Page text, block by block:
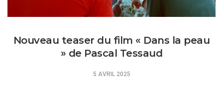
Nouveau teaser du film ­« Dans la peau
» de Pascal Tessaud
5 AVRIL 2025